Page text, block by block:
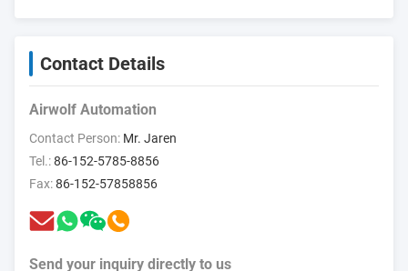
de zuiverheid in vergelijking met internationale merkenIn
combinatie met belemmeringen zoals SEMI-certificering en
lange verificatiecycli van de productielijn zal volledige
vervanging nog steeds tijd kosten.In het kader van het
programma voor de ontwikkeling van de interne markt is de
Commissie van mening dat de ontwikkeling van de interne
interne markt.In de eerste plaats is de localisatie doorbraak